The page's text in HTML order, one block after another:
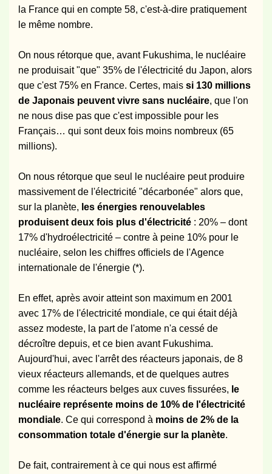
la France qui en compte 58, c'est-à-dire pratiquement
le même nombre.
On nous rétorque que, avant Fukushima, le nucléaire
ne produisait "que" 35% de l'électricité du Japon, alors
que c'est 75% en France. Certes, mais si 130 millions
de Japonais peuvent vivre sans nucléaire, que l'on
ne nous dise pas que c'est impossible pour les
Français… qui sont deux fois moins nombreux (65
millions).
On nous rétorque que seul le nucléaire peut produire
massivement de l'électricité "décarbonée" alors que,
sur la planète, les énergies renouvelables
produisent deux fois plus d'électricité : 20% – dont
17% d'hydroélectricité – contre à peine 10% pour le
nucléaire, selon les chiffres officiels de l'Agence
internationale de l'énergie (*).
En effet, après avoir atteint son maximum en 2001
avec 17% de l'électricité mondiale, ce qui était déjà
assez modeste, la part de l'atome n'a cessé de
décroître depuis, et ce bien avant Fukushima.
Aujourd'hui, avec l'arrêt des réacteurs japonais, de 8
vieux réacteurs allemands, et de quelques autres
comme les réacteurs belges aux cuves fissurées, le
nucléaire représente moins de 10% de l'électricité
mondiale. Ce qui correspond à moins de 2% de la
consommation totale d'énergie sur la planète.
De fait, contrairement à ce qui nous est affirmé